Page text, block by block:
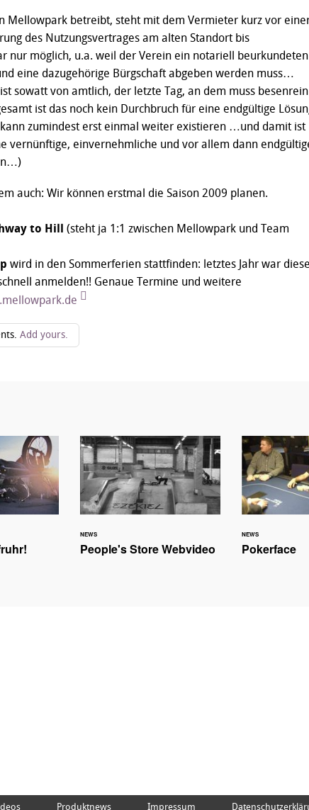
Mellowpark betreibt, steht mit dem Vermieter kurz vor
des Nutzungsvertrages am alten Standort bis
nur möglich, u.a. weil der Verein ein notariell beurkundeten
eine dazugehörige Bürgschaft abgeben werden muss…
sowatt von amtlich, der letzte Tag, an dem muss besenrein
ist das noch kein Durchbruch für eine endgültige
zumindest erst einmal weiter existieren …und damit ist
vernünftige, einvernehmliche und vor allem dann
auch: Wir können erstmal die Saison 2009 planen.
to Hill (steht ja 1:1 zwischen Mellowpark und Team
wird in den Sommerferien stattfinden: letztes Jahr war
anmelden!! Genaue Termine und weitere
Add yours.
NEWS
People's Store Webvideo
NEWS
Pokerface
Produktnews Impressum